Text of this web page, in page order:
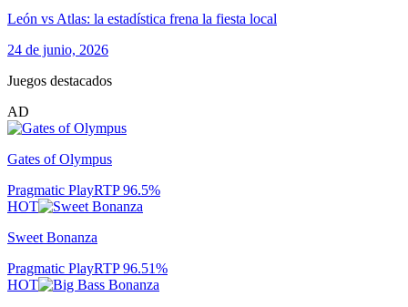
León vs Atlas: la estadística frena la fiesta local
24 de junio, 2026
Juegos destacados
AD
Gates of Olympus
Pragmatic PlayRTP96.5%
HOT
Sweet Bonanza
Pragmatic PlayRTP96.51%
HOT